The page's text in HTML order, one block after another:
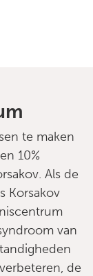
te maken
10%
Als de
Korsakov
van
de